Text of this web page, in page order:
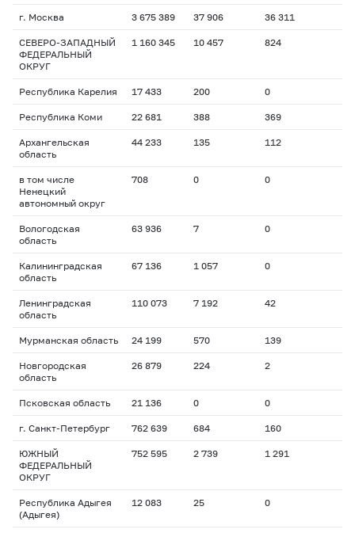
г. Москва 3 675 389 37 906 36 311
СЕВЕРО-ЗАПАДНЫЙ
ФЕДЕРАЛЬНЫЙ
ОКРУГ
1 160 345 10 457 824
Республика Карелия 17 433 200 0
Республика Коми 22 681 388 369
Архангельская
область
44 233 135 112
в том числе
Ненецкий
автономный округ
708 0 0
Вологодская
область
63 936 7 0
Калининградская
область
67 136 1 057 0
Ленинградская
область
110 073 7 192 42
Мурманская область 24 199 570 139
Новгородская
область
26 879 224 2
Псковская область 21 136 0 0
г. Санкт-Петербург 762 639 684 160
ЮЖНЫЙ
ФЕДЕРАЛЬНЫЙ
ОКРУГ
752 595 2 739 1 291
Республика Адыгея
(Адыгея)
12 083 25 0